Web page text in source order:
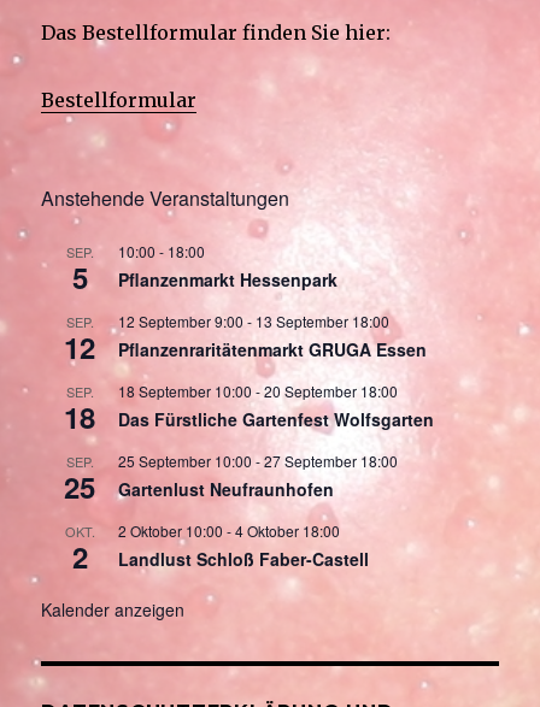
Das Bestellformular finden Sie hier:
Bestellformular
Anstehende Veranstaltungen
SEP.
5
10:00 - 18:00
Pflanzenmarkt Hessenpark
SEP.
12
12 September 9:00 - 13 September 18:00
Pflanzenraritätenmarkt GRUGA Essen
SEP.
18
18 September 10:00 -20 September 18:00
Das Fürstliche Gartenfest Wolfsgarten
SEP.
25
25 September 10:00 -27 September 18:00
Gartenlust Neufraunhofen
OKT.
2
2 Oktober 10:00 -4 Oktober 18:00
Landlust Schloß Faber-Castell
Kalender anzeigen